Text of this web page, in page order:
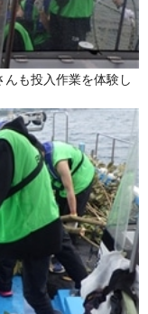
も投入作業を体験し